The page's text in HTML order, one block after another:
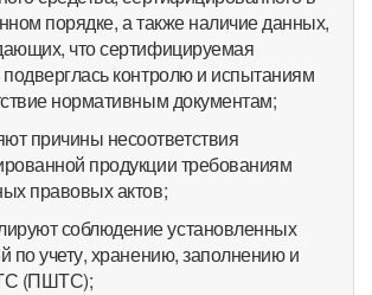
порядке, а также наличие данных,
что сертифицируемая
контролю и испытаниям
нормативным документам;
причины несоответствия
продукции требованиям
правовых актов;
соблюдение установленных
по учету, хранению, заполнению и
(ПШТС);